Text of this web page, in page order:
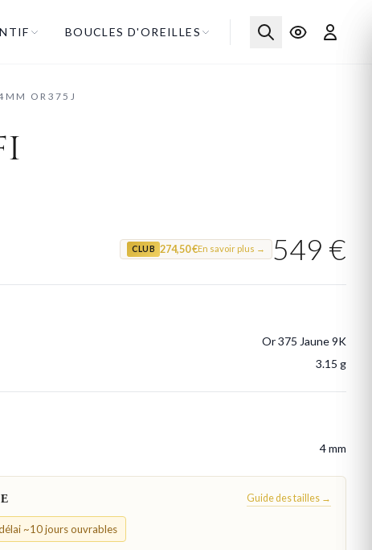
BOUCLES D'OREILLES
OR375J
CLUB 274,50 €En savoir plus → 549 €
Or 375 Jaune 9K
3.15 g
4 mm
Guide des tailles →
~10 jours ouvrables